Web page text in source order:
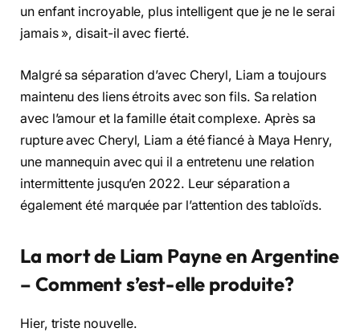
un enfant incroyable, plus intelligent que je ne le serai
jamais », disait-il avec fierté.
Malgré sa séparation d’avec Cheryl, Liam a toujours
maintenu des liens étroits avec son fils. Sa relation
avec l’amour et la famille était complexe. Après sa
rupture avec Cheryl, Liam a été fiancé à Maya Henry,
une mannequin avec qui il a entretenu une relation
intermittente jusqu’en 2022. Leur séparation a
également été marquée par l’attention des tabloïds.
La mort de Liam Payne en Argentine
– Comment s’est-elle produite?
Hier, triste nouvelle.